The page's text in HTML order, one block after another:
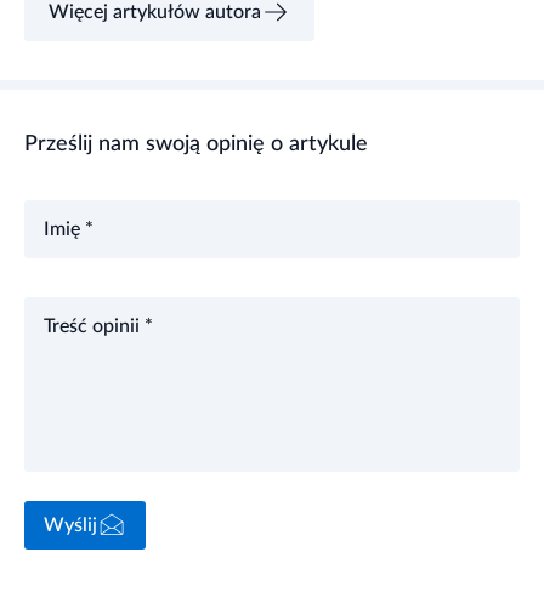
Więcej artykułów autora
Prześlij nam swoją opinię o artykule
Imię *
Treść opinii *
Wyślij